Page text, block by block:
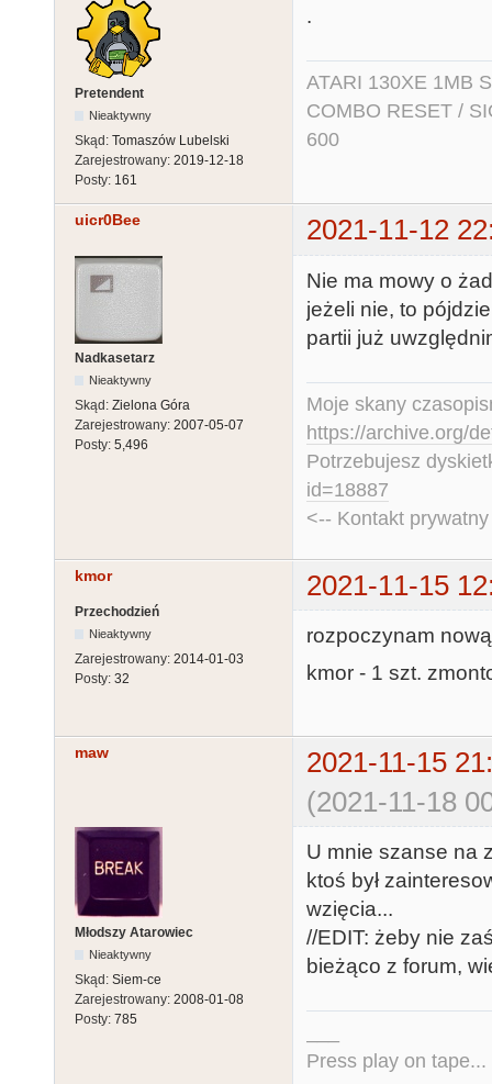
Pretendent
Nieaktywny
Skąd: Tomaszów Lubelski
Zarejestrowany: 2019-12-18
Posty: 161
.
ATARI 130XE 1MB
COMBO RESET /
600
uicr0Bee 2021-11-12
Nadkasetarz
Nieaktywny
Skąd: Zielona Góra
Zarejestrowany: 2007-05-07
Posty: 5,496
Nie ma mowy o
jeżeli nie, to
partii już
Moje skany
https://archive.org/
Potrzebujesz
id=18887
<-- Kontakt
kmor 2021-11-15
Przechodzień
Nieaktywny
Zarejestrowany: 2014-01-03
Posty: 32
rozpoczynam
kmor - 1 szt.
maw
2021-11-15
(2021-11-18
Młodszy Atarowiec
Nieaktywny
Skąd: Siem-ce
Zarejestrowany: 2008-01-08
Posty: 785
U mnie szanse na
ktoś był
wzięcia...
//EDIT: żeby nie
bieżąco z forum,
Press play on tape...